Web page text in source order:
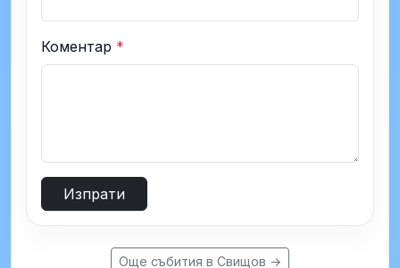
Коментар *
Изпрати
Още събития в Свищов →